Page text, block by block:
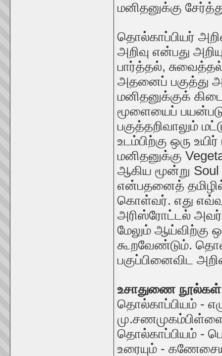
மனிதனுக்கு
தொல்காப்பியர்
அறிவு என்பது
பார்த்தல்,
அதனைப் பகுத்து
மனிதனுக்குக்
மூளையைப்
பகுத்தறிவாலும்
உடம்பிற்கு ஒரு
மனிதனுக்கு
ஆகிய மூன்று
என்பதனைத்
கொள்வர். எது
அரிஸ்ரோட்டல்
மேலும் ஆய்விற்கு
கூறவேண்டும்.
பகுப்பினைவிட
உசாதுணை நூல்கள்
தொல்காப்பியம் -
தொல்காப்பியம் -
உரையும் -